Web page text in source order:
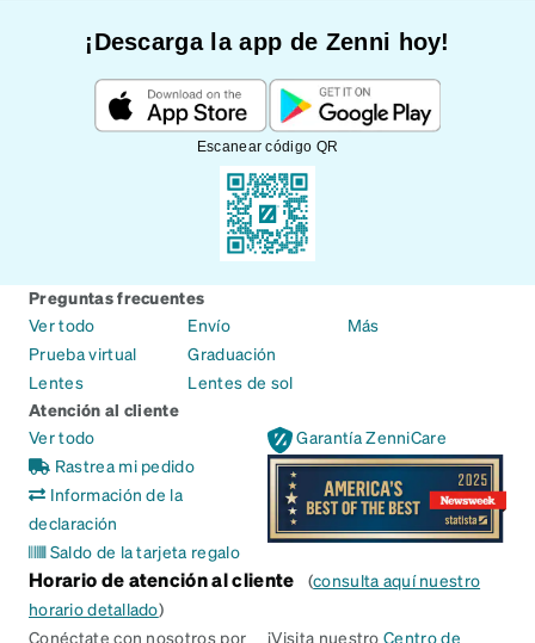
¡Descarga la app de Zenni hoy!
Escanear código QR
Preguntas frecuentes
Ver todo
Prueba virtual
Lentes
Envío
Graduación
Lentes de sol
Más
Atención al cliente
Ver todo
Rastrea mi pedido
Información de la
declaración
Saldo de la tarjeta regalo
Garantía ZenniCare
Horario de atención al cliente (consulta aquí nuestro
horario detallado)
Conéctate con nosotros por
¡Visita nuestroCentro de